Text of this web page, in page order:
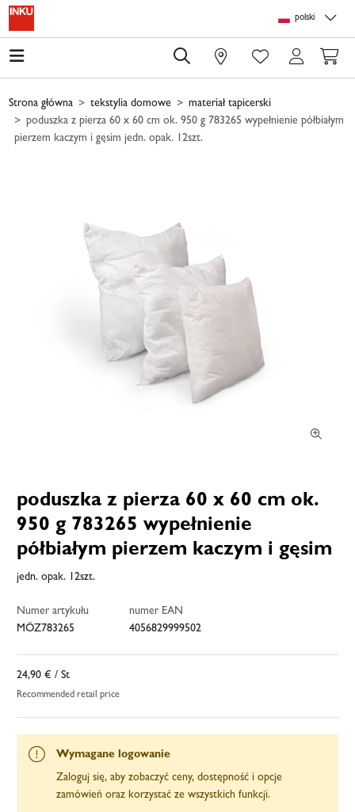
Skip to main content
polski
0
Strona główna tekstylia domowe
materiał tapicerski
poduszka z pierza 60 x 60 cm ok. 950 g 783265 wypełnienie półbiałym
pierzem kaczym i gęsim jedn. opak. 12szt.
poduszka z pierza 60 x 60 cm ok.
950 g 783265 wypełnienie
półbiałym pierzem kaczym i gęsim
jedn. opak. 12szt.
Numer artykułu
MÖZ783265
numer EAN
4056829999502
24,90 € / St
Recommended retail price
Wymagane logowanie
Zaloguj się, aby zobaczyć ceny, dostępność i opcje
zamówień oraz korzystać ze wszystkich funkcji.